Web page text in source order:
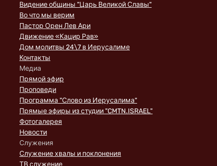
Видение общины "Царь Великой Славы"
Во что мы верим
Пастор Орен Лев Ари
Движение «Кацир Рав»
Дом молитвы 24\7 в Иерусалиме
Контакты
Медиа
Прямой эфир
Проповеди
Программа "Слово из Иерусалима"
Прямые эфиры из студии "CMTN.ISRAEL"
Фотогалерея
Новости
Служения
Служение хвалы и поклонения
ТВ служение